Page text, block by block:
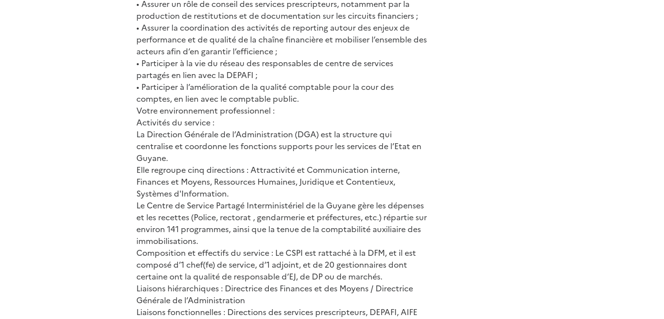
• Assurer un rôle de conseil des services prescripteurs, notamment par la
production de restitutions et de documentation sur les circuits financiers ;
• Assurer la coordination des activités de reporting autour des enjeux de
performance et de qualité de la chaîne financière et mobiliser l’ensemble des
acteurs afin d’en garantir l’efficience ;
• Participer à la vie du réseau des responsables de centre de services
partagés en lien avec la DEPAFI ;
• Participer à l’amélioration de la qualité comptable pour la cour des
comptes, en lien avec le comptable public.
Votre environnement professionnel :
Activités du service :
La Direction Générale de l’Administration (DGA) est la structure qui
centralise et coordonne les fonctions supports pour les services de l’Etat en
Guyane.
Elle regroupe cinq directions : Attractivité et Communication interne,
Finances et Moyens, Ressources Humaines, Juridique et Contentieux,
Systèmes d'Information.
Le Centre de Service Partagé Interministériel de la Guyane gère les dépenses
et les recettes (Police, rectorat , gendarmerie et préfectures, etc.) répartie sur
environ 141 programmes, ainsi que la tenue de la comptabilité auxiliaire des
immobilisations.
Composition et effectifs du service : Le CSPI est rattaché à la DFM, et il est
composé d’1 chef(fe) de service, d’1 adjoint, et de 20 gestionnaires dont
certaine ont la qualité de responsable d’EJ, de DP ou de marchés.
Liaisons hiérarchiques : Directrice des Finances et des Moyens / Directrice
Générale de l’Administration
Liaisons fonctionnelles : Directions des services prescripteurs, DEPAFI, AIFE